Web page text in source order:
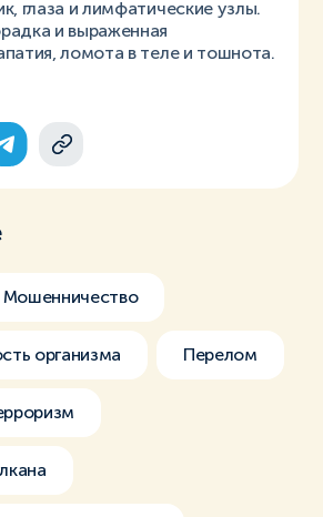
глаза и лимфатические узлы.
и выраженная
ломота в теле и тошнота.
Мошенничество
организма Перелом